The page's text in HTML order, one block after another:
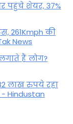
पहुंचे शेयर, 37%
261Kmph की
News
हैं लोग?
लाख रुपये रहा
Hindustan